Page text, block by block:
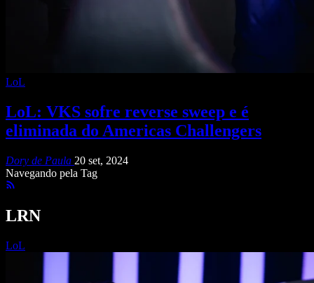
LoL
LoL: VKS sofre reverse sweep e é
eliminada do Americas Challengers
Dory de Paula 20 set, 2024
Navegando pela Tag
LRN
LoL